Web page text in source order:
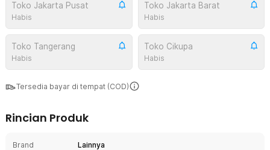
Toko Jakarta Pusat
Habis
Toko Jakarta Barat
Habis
Toko Tangerang
Habis
Toko Cikupa
Habis
Tersedia bayar di tempat (COD)
Rincian Produk
Brand
Lainnya